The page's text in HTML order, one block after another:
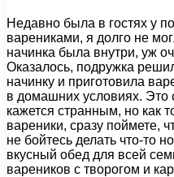
Недавно была в гостях у
варениками, я долго не
начинка была внутри, уж
Оказалось, подружка
начинку и приготовила
в домашних условиях. Это
кажется странным, но как
вареники, сразу поймете,
не бойтесь делать что-то
вкусный обед для всей
вареников с творогом и